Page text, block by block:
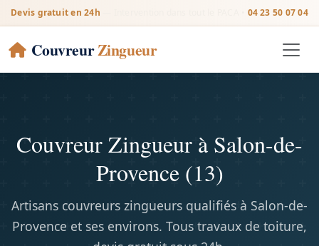
Devis gratuit en 24h 04 23 50 07 04
CouvreurZingueur
Couvreur Zingueur à Salon-de-
Provence (13)
Artisans couvreurs zingueurs qualifiés à Salon-de-
Provence et ses environs. Tous travaux de toiture,